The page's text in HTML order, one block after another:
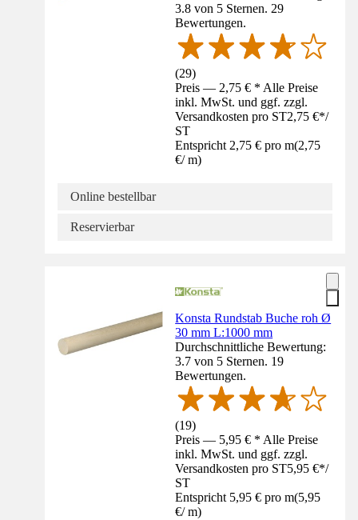
3.8 von 5 Sternen. 29
Bewertungen.
(29)
Preis — 2,75 € * Alle Preise
inkl. MwSt. und ggf. zzgl.
Versandkosten pro ST2,75 €*/
ST
Entspricht 2,75 € pro m(2,75
€/ m)
Online bestellbar
Reservierbar
Konsta Rundstab Buche roh Ø
30 mm L:1000 mm
Durchschnittliche Bewertung:
3.7 von 5 Sternen. 19
Bewertungen.
(19)
Preis — 5,95 € * Alle Preise
inkl. MwSt. und ggf. zzgl.
Versandkosten pro ST5,95 €*/
ST
Entspricht 5,95 € pro m(5,95
€/ m)